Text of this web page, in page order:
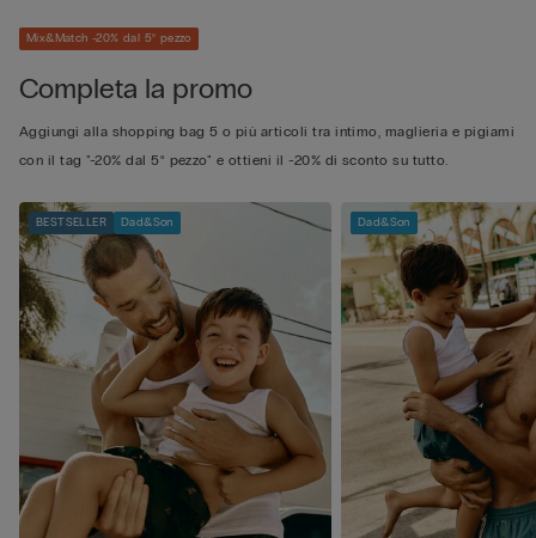
Mix&Match -20% dal 5° pezzo
Completa la promo
Aggiungi alla shopping bag 5 o più articoli tra intimo, maglieria e pigiami
con il tag "-20% dal 5° pezzo" e ottieni il -20% di sconto su tutto.
BESTSELLER Dad&Son Dad&Son